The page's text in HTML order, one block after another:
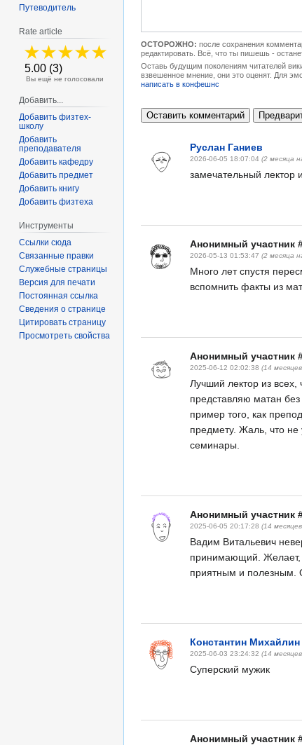
ОСТОРОЖНО: после сохранения
редактировать. Всё, что ты пишешь -
Оставь будущим поколениям читателей
взвешенное мнение, они это оценят. Для
написать в конфешнс
Руслан Ганиев
2026-06-05 18:07:04 (2 месяца
замечательный лектор
Анонимный участник
2026-05-13 01:53:47 (2 месяца
Много лет спустя
вспомнить факты из
Анонимный участник
2025-06-12 02:02:38 (14
Лучший лектор из
представляю матан
пример того, как
предмету. Жаль, что не
семинары.
Анонимный участник
2025-06-05 20:17:28 (14
Вадим Витальевич
принимающий. Желает,
приятным и полезным.
Константин Михайлин
2025-06-03 23:24:32 (14
Суперский мужик
Анонимный участник
Путеводитель
Rate article
5.00 (3)
Вы ещё не голосовали
Добавить...
Добавить физтех-
школу
Добавить
преподавателя
Добавить кафедру
Добавить предмет
Добавить книгу
Добавить физтеха
Инструменты
Ссылки сюда
Связанные правки
Служебные страницы
Версия для печати
Постоянная ссылка
Сведения о странице
Цитировать страницу
Просмотреть свойства